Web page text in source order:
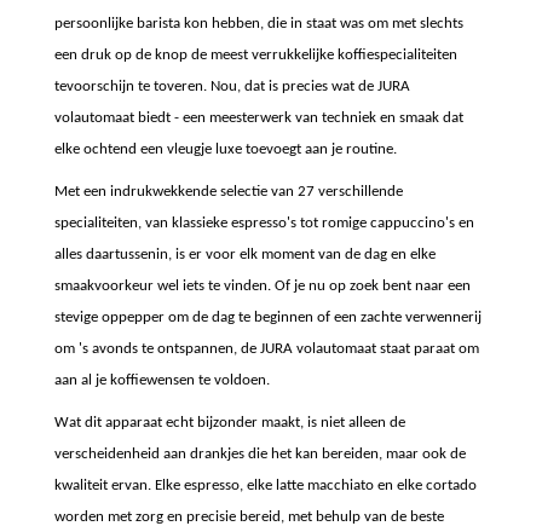
persoonlijke barista kon hebben, die in staat was om met slechts
een druk op de knop de meest verrukkelijke koffiespecialiteiten
tevoorschijn te toveren. Nou, dat is precies wat de JURA
volautomaat biedt - een meesterwerk van techniek en smaak dat
elke ochtend een vleugje luxe toevoegt aan je routine.
Met een indrukwekkende selectie van 27 verschillende
specialiteiten, van klassieke espresso's tot romige cappuccino's en
alles daartussenin, is er voor elk moment van de dag en elke
smaakvoorkeur wel iets te vinden. Of je nu op zoek bent naar een
stevige oppepper om de dag te beginnen of een zachte verwennerij
om 's avonds te ontspannen, de JURA volautomaat staat paraat om
aan al je koffiewensen te voldoen.
Wat dit apparaat echt bijzonder maakt, is niet alleen de
verscheidenheid aan drankjes die het kan bereiden, maar ook de
kwaliteit ervan. Elke espresso, elke latte macchiato en elke cortado
worden met zorg en precisie bereid, met behulp van de beste